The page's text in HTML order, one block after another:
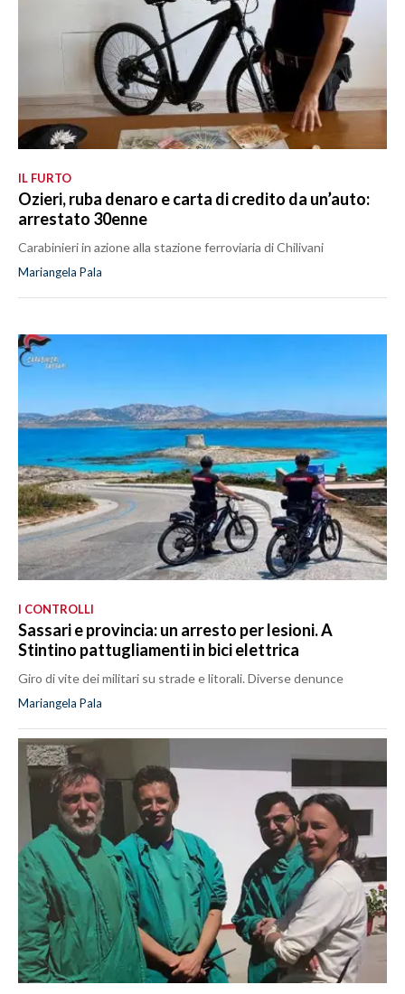
IL FURTO
Ozieri, ruba denaro e carta di credito da un’auto:
arrestato 30enne
Carabinieri in azione alla stazione ferroviaria di Chilivani
Mariangela Pala
I CONTROLLI
Sassari e provincia: un arresto per lesioni. A
Stintino pattugliamenti in bici elettrica
Giro di vite dei militari su strade e litorali. Diverse denunce
Mariangela Pala